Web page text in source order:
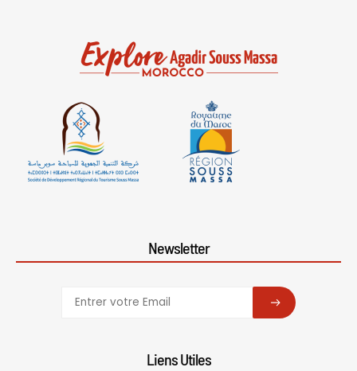
Newsletter
SUBSCRIBE
Liens Utiles